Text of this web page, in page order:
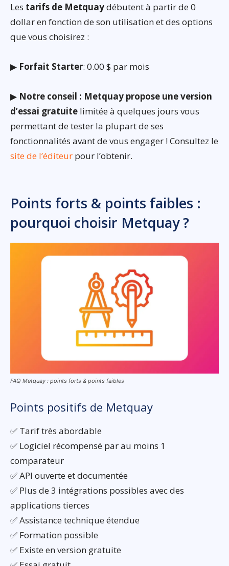
Les tarifs de Metquaydébutent à partir de 0
dollar en fonction de son utilisation et des options
que vous choisirez :
▶ Forfait Starter: 0.00 $ par mois
▶ Notre conseil : Metquay propose une version
d’essai gratuite limitée à quelques jours vous
permettant de tester la plupart de ses
fonctionnalités avant de vous engager ! Consultez le
site de l’éditeur pour l’obtenir.
Points forts & points faibles :
pourquoi choisir Metquay ?
FAQ Metquay : points forts & points faibles
Points positifs de Metquay
✅ Tarif très abordable
✅ Logiciel récompensé par au moins 1
comparateur
✅ API ouverte et documentée
✅ Plus de 3 intégrations possibles avec des
applications tierces
✅ Assistance technique étendue
✅ Formation possible
✅ Existe en version gratuite